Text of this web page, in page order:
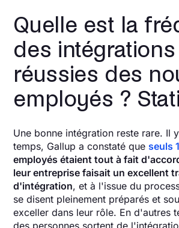
Quelle est la
des intégrations
réussies des
employés ?
Une bonne intégration reste rare. Il
temps, Gallup a constaté que seuls
employés étaient tout à fait
leur entreprise faisait un excellent
d'intégration, et à l'issue du
se disent pleinement préparés et
exceller dans leur rôle. En d'autres
des personnes sortent de